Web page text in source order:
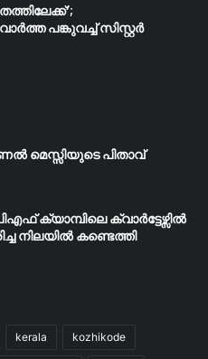
പങ്കുവച്ച് സിസ്റ്റർ
മെസ്സിയുടെ പിതാവ്
ക്യാമ്പിലെ ക്വാർട്ടേഴ്സിൽ
നിലയിൽ കണ്ടെത്തി
kerala kozhikode